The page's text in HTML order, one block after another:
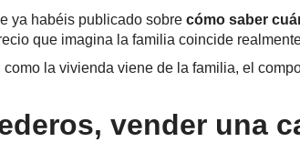
ya habéis publicado sobre cómo saber
que imagina la familia coincide
la vivienda viene de la familia, el
vender una